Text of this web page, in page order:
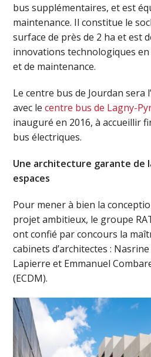
bus supplémentaires, et est
maintenance. Il constitue le
surface de près de 2 ha et est
innovations technologiques
et de maintenance.
Le centre bus de Jourdan sera
avec lecentre bus de Lagny-
inauguré en 2016, à accueillir
bus électriques.
Une architecture garante de
espaces
Pour mener à bien la
projet ambitieux, le groupe
ont confié par concours la
cabinets d’architectes : Nasrine
Lapierre et Emmanuel
(ECDM).